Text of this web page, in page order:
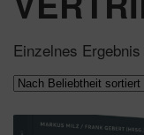
Einzelnes